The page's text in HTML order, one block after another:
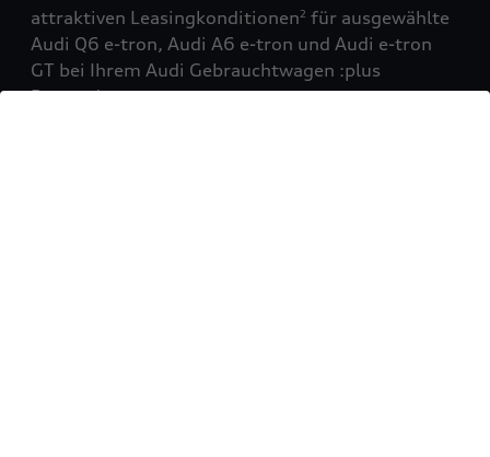
attraktiven Leasingkonditionen2 für ausgewählte
Audi Q6 e-tron, Audi A6 e-tron und Audi e-tron
GT bei Ihrem Audi Gebrauchtwagen :plus
Partner!